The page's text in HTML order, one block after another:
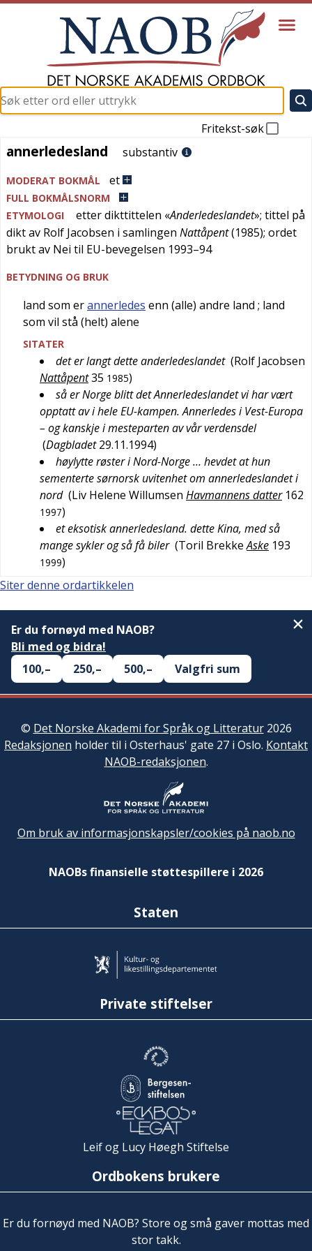
Fritekst-søk
annerledesland
annerledesland substantiv
MODERAT BOKMÅL et
FULL BOKMÅLSNORM
ETYMOLOGI
etter dikttittelen «Anderledeslandet»; tittel på
dikt av Rolf Jacobsen i samlingen Nattåpent(1985); ordet
brukt av Nei til EU-bevegelsen 1993–94
BETYDNING OG BRUK
land som erannerledes enn (alle) andre land ; land
som vil stå (helt) alene
SITATER
det er langt dette anderledeslandet (Rolf Jacobsen
Nattåpent35 1985)
så er Norge blitt det Annerledeslandet vi har vært
opptatt av i hele EU-kampen. Annerledes i Vest-Europa
– og kanskje i mesteparten av vår verdensdel
(Dagbladet 29.11.1994)
høylytte røster i Nord-Norge … hevdet at hun
sementerte sørnorsk uvitenhet om annerledeslandet i
nord (Liv Helene Willumsen Havmannens datter 162
1997)
et eksotisk annerledesland. dette Kina, med så
mange sykler og så få biler (Toril Brekke Aske 193
1999)
Siter denne ordartikkelen
Er du fornøyd med NAOB?
Bli med og bidra!
100,–
250,– 500,– Valgfri sum
© Det Norske Akademi for Språk og Litteratur2026
Redaksjonen holder til i Osterhaus' gate 27 i Oslo. Kontakt
NAOB-redaksjonen.
Om bruk av informasjonskapsler/cookies på naob.no
NAOBs finansielle støttespillere i 2026
Staten
Private stiftelser
Leif og Lucy Høegh Stiftelse
Ordbokens brukere
Er du fornøyd med NAOB? Store og små gaver mottas med
stor takk.